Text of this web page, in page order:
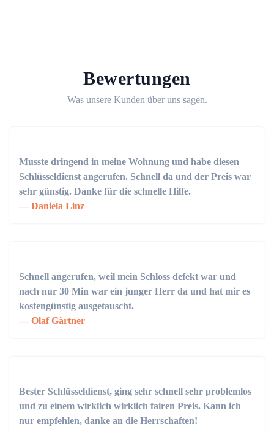
Bewertungen
Was unsere Kunden über uns sagen.
Musste dringend in meine Wohnung und habe diesen
Schlüsseldienst angerufen. Schnell da und der Preis war
sehr günstig. Danke für die schnelle Hilfe.
Daniela Linz
Schnell angerufen, weil mein Schloss defekt war und
nach nur 30 Min war ein junger Herr da und hat mir es
kostengünstig ausgetauscht.
Olaf Gärtner
Bester Schlüsseldienst, ging sehr schnell sehr problemlos
und zu einem wirklich wirklich fairen Preis. Kann ich
nur empfehlen, danke an die Herrschaften!